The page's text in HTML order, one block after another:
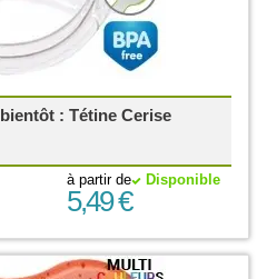
: Tétine Cerise
Disponible
à partir de
5,49 €